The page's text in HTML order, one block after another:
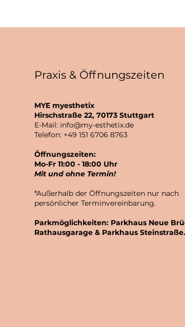
MYE myesthetix
Hirschstraße 22, 70173 Stuttgart
E-Mail: info@my-esthetix.de
Telefon: +49 151 6706 8763
Öffnungszeiten:
Mo-Fr 11:00 - 18:00 Uhr
Mit und ohne Termin!
*Außerhalb der Öffnungszeiten nur nach
persönlicher Terminvereinbarung.
Parkmöglichkeiten: Parkhaus Neue
Rathausgarage & Parkhaus Steinstraße.
Praxis & Öffnungszeiten